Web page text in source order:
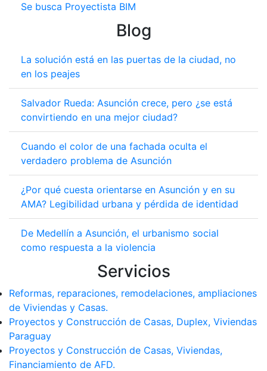
Se busca Proyectista BIM
Blog
La solución está en las puertas de la ciudad, no
en los peajes
Salvador Rueda: Asunción crece, pero ¿se está
convirtiendo en una mejor ciudad?
Cuando el color de una fachada oculta el
verdadero problema de Asunción
¿Por qué cuesta orientarse en Asunción y en su
AMA? Legibilidad urbana y pérdida de identidad
De Medellín a Asunción, el urbanismo social
como respuesta a la violencia
Servicios
Reformas, reparaciones, remodelaciones, ampliaciones
de Viviendas y Casas.
Proyectos y Construcción de Casas, Duplex, Viviendas
Paraguay
Proyectos y Construcción de Casas, Viviendas,
Financiamiento de AFD.